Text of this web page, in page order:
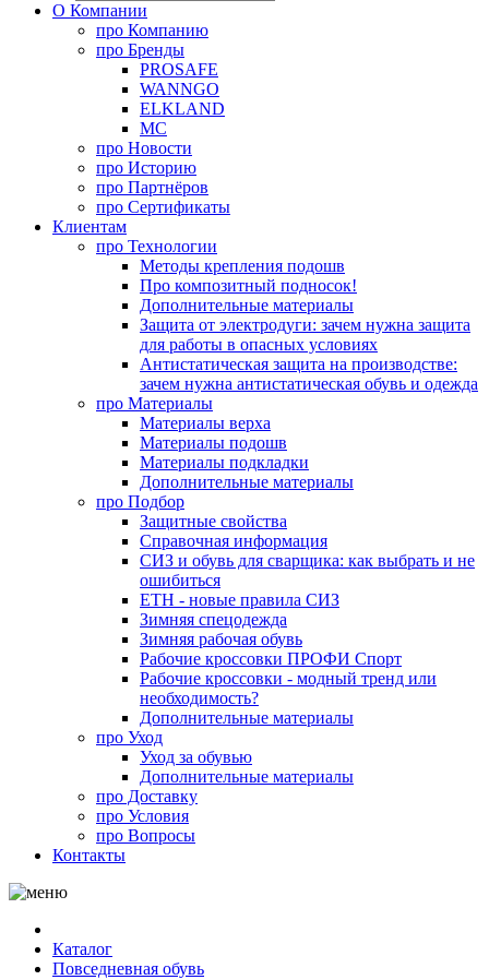
О Компании
про Компанию
про Бренды
PROSAFE
WANNGO
ELKLAND
MC
про Новости
про Историю
про Партнёров
про Сертификаты
Клиентам
про Технологии
Методы крепления подошв
Про композитный подносок!
Дополнительные материалы
Защита от электродуги: зачем нужна защита
для работы в опасных условиях
Антистатическая защита на производстве:
зачем нужна антистатическая обувь и одежда
про Материалы
Материалы верха
Материалы подошв
Материалы подкладки
Дополнительные материалы
про Подбор
Защитные свойства
Справочная информация
СИЗ и обувь для сварщика: как выбрать и не
ошибиться
ЕТН - новые правила СИЗ
Зимняя спецодежда
Зимняя рабочая обувь
Рабочие кроссовки ПРОФИ Спорт
Рабочие кроссовки - модный тренд или
необходимость?
Дополнительные материалы
про Уход
Уход за обувью
Дополнительные материалы
про Доставку
про Условия
про Вопросы
Контакты
Каталог
Повседневная обувь